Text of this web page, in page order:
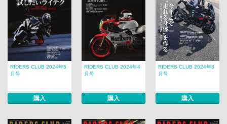
RIDERS CLUB 2024年5
月号
購入
RIDERS CLUB 2024年4
月号
購入
RIDERS CLUB 2024年3
月号
購入